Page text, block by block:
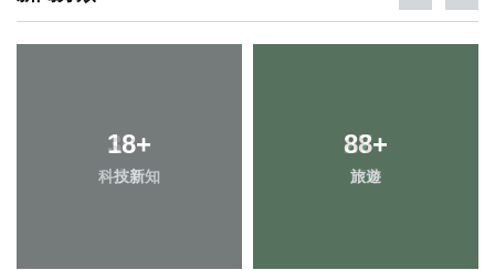
18+
科技新知
88+
旅遊
36+
宗教
27+
頭條